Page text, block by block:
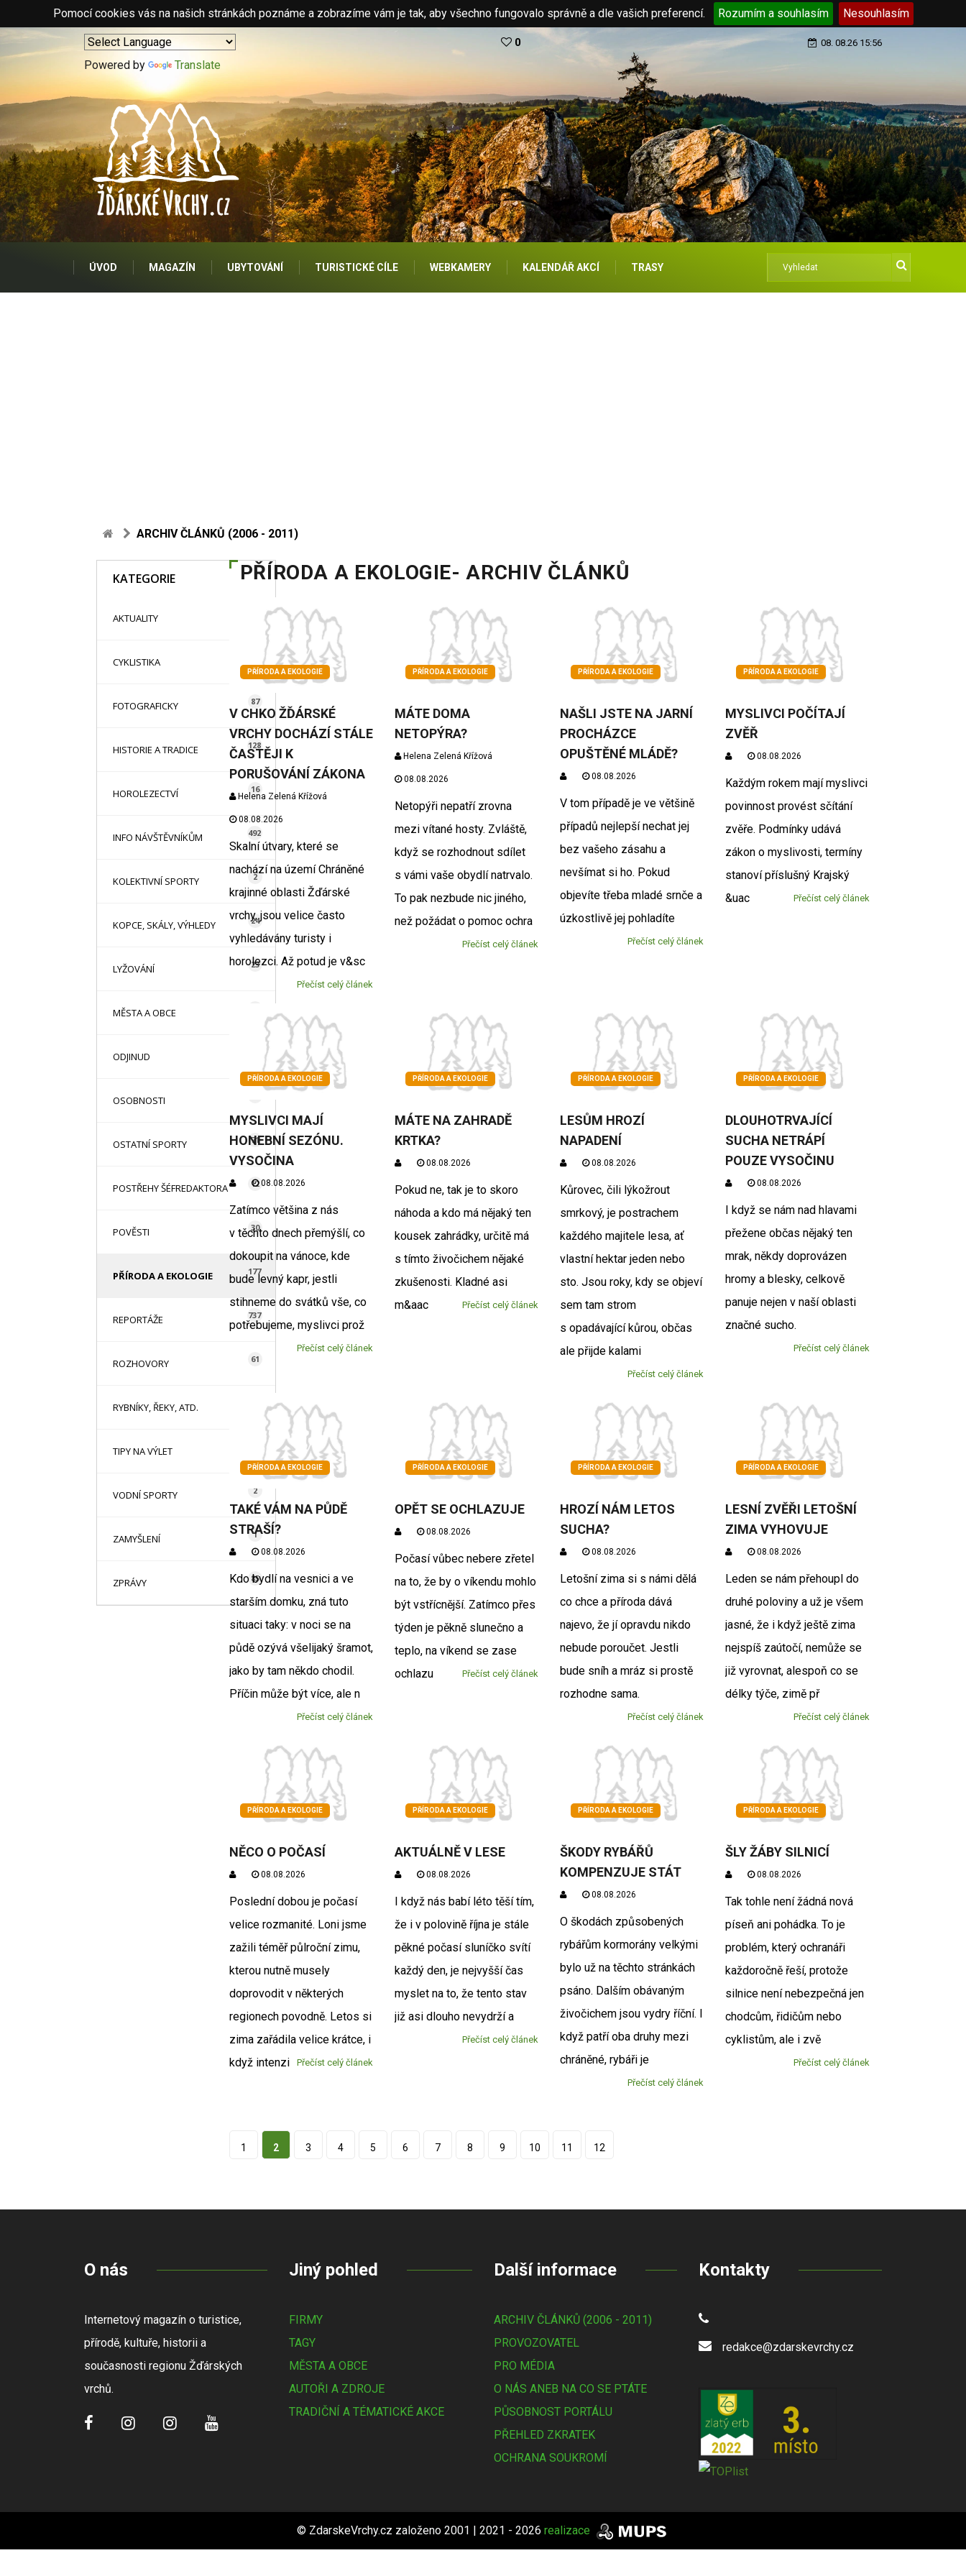
Pomocí cookies vás na našich stránkách poznáme a zobrazíme vám je tak, aby všechno fungovalo správně a dle vašich preferencí. Rozumím a souhlasím Nesouhlasím
Powered by Translate
0 08. 08.26 15:56
ÚVOD MAGAZÍN UBYTOVÁNÍ TURISTICKÉ CÍLE WEBKAMERY KALENDÁŘ AKCÍ TRASY
ARCHIV ČLÁNKŮ (2006 - 2011)
KATEGORIE
AKTUALITY
CYKLISTIKA
FOTOGRAFICKY 87
HISTORIE A TRADICE 128
HOROLEZECTVÍ 16
INFO NÁVŠTĚVNÍKŮM 492
KOLEKTIVNÍ SPORTY 2
KOPCE, SKÁLY, VÝHLEDY 24
LYŽOVÁNÍ 23
MĚSTA A OBCE
ODJINUD
OSOBNOSTI
OSTATNÍ SPORTY 71
POSTŘEHY ŠÉFREDAKTORA 12
POVĚSTI 30
PŘÍRODA A EKOLOGIE 177
REPORTÁŽE 737
ROZHOVORY 61
RYBNÍKY, ŘEKY, ATD.
TIPY NA VÝLET
VODNÍ SPORTY 2
ZAMYŠLENÍ 1
ZPRÁVY 85
PŘÍRODA A EKOLOGIE- ARCHIV ČLÁNKŮ
PŘÍRODA A EKOLOGIE
V CHKO ŽĎÁRSKÉ
VRCHY DOCHÁZÍ STÁLE
ČASTĚJI K
PORUŠOVÁNÍ ZÁKONA
Helena Zelená Křížová
08.08.2026
Skalní útvary, které se
nachází na území Chráněné
krajinné oblasti Žďárské
vrchy, jsou velice často
vyhledávány turisty i
horolezci. Až potud je v&sc
Přečíst celý článek
PŘÍRODA A EKOLOGIE
MÁTE DOMA
NETOPÝRA?
Helena Zelená Křížová
08.08.2026
Netopýři nepatří zrovna
mezi vítané hosty. Zvláště,
když se rozhodnout sdílet
s vámi vaše obydlí natrvalo.
To pak nezbude nic jiného,
než požádat o pomoc ochra
Přečíst celý článek
PŘÍRODA A EKOLOGIE
NAŠLI JSTE NA JARNÍ
PROCHÁZCE
OPUŠTĚNÉ MLÁDĚ?
08.08.2026
V tom případě je ve většině
případů nejlepší nechat jej
bez vašeho zásahu a
nevšímat si ho. Pokud
objevíte třeba mladé srnče a
úzkostlivě jej pohladíte
Přečíst celý článek
PŘÍRODA A EKOLOGIE
MYSLIVCI POČÍTAJÍ
ZVĚŘ
08.08.2026
Každým rokem mají myslivci
povinnost provést sčítání
zvěře. Podmínky udává
zákon o myslivosti, termíny
stanoví příslušný Krajský
&uac
Přečíst celý článek
PŘÍRODA A EKOLOGIE
MYSLIVCI MAJÍ
HONEBNÍ SEZÓNU.
VYSOČINA
08.08.2026
Zatímco většina z nás
v těchto dnech přemýšlí, co
dokoupit na vánoce, kde
bude levný kapr, jestli
stihneme do svátků vše, co
potřebujeme, myslivci prož
Přečíst celý článek
PŘÍRODA A EKOLOGIE
MÁTE NA ZAHRADĚ
KRTKA?
08.08.2026
Pokud ne, tak je to skoro
náhoda a kdo má nějaký ten
kousek zahrádky, určitě má
s tímto živočichem nějaké
zkušenosti. Kladné asi
m&aac
Přečíst celý článek
PŘÍRODA A EKOLOGIE
LESŮM HROZÍ
NAPADENÍ
08.08.2026
Kůrovec, čili lýkožrout
smrkový, je postrachem
každého majitele lesa, ať
vlastní hektar jeden nebo
sto. Jsou roky, kdy se objeví
sem tam strom
s opadávající kůrou, občas
ale přijde kalami
Přečíst celý článek
PŘÍRODA A EKOLOGIE
DLOUHOTRVAJÍCÍ
SUCHA NETRÁPÍ
POUZE VYSOČINU
08.08.2026
I když se nám nad hlavami
přežene občas nějaký ten
mrak, někdy doprovázen
hromy a blesky, celkově
panuje nejen v naší oblasti
značné sucho.
Přečíst celý článek
PŘÍRODA A EKOLOGIE
TAKÉ VÁM NA PŮDĚ
STRAŠÍ?
08.08.2026
Kdo bydlí na vesnici a ve
starším domku, zná tuto
situaci taky: v noci se na
půdě ozývá všelijaký šramot,
jako by tam někdo chodil.
Příčin může být více, ale n
Přečíst celý článek
PŘÍRODA A EKOLOGIE
OPĚT SE OCHLAZUJE
08.08.2026
Počasí vůbec nebere zřetel
na to, že by o víkendu mohlo
být vstřícnější. Zatímco přes
týden je pěkně slunečno a
teplo, na víkend se zase
ochlazu
Přečíst celý článek
PŘÍRODA A EKOLOGIE
HROZÍ NÁM LETOS
SUCHA?
08.08.2026
Letošní zima si s námi dělá
co chce a příroda dává
najevo, že jí opravdu nikdo
nebude poroučet. Jestli
bude sníh a mráz si prostě
rozhodne sama.
Přečíst celý článek
PŘÍRODA A EKOLOGIE
LESNÍ ZVĚŘI LETOŠNÍ
ZIMA VYHOVUJE
08.08.2026
Leden se nám přehoupl do
druhé poloviny a už je všem
jasné, že i když ještě zima
nejspíš zaútočí, nemůže se
již vyrovnat, alespoň co se
délky týče, zimě př
Přečíst celý článek
PŘÍRODA A EKOLOGIE
NĚCO O POČASÍ
08.08.2026
Poslední dobou je počasí
velice rozmanité. Loni jsme
zažili téměř půlroční zimu,
kterou nutně musely
doprovodit v některých
regionech povodně. Letos si
zima zařádila velice krátce, i
když intenzi
Přečíst celý článek
PŘÍRODA A EKOLOGIE
AKTUÁLNĚ V LESE
08.08.2026
I když nás babí léto těší tím,
že i v polovině října je stále
pěkné počasí sluníčko svítí
každý den, je nejvyšší čas
myslet na to, že tento stav
již asi dlouho nevydrží a
Přečíst celý článek
PŘÍRODA A EKOLOGIE
ŠKODY RYBÁŘŮ
KOMPENZUJE STÁT
08.08.2026
O škodách způsobených
rybářům kormorány velkými
bylo už na těchto stránkách
psáno. Dalším obávaným
živočichem jsou vydry říční. I
když patří oba druhy mezi
chráněné, rybáři je
Přečíst celý článek
PŘÍRODA A EKOLOGIE
ŠLY ŽÁBY SILNICÍ
08.08.2026
Tak tohle není žádná nová
píseň ani pohádka. To je
problém, který ochranáři
každoročně řeší, protože
silnice není nebezpečná jen
chodcům, řidičům nebo
cyklistům, ale i zvě
Přečíst celý článek
1 2 3 4 5 6 7 8 9 10 11 12
O nás
Internetový magazín o turistice,
přírodě, kultuře, historii a
současnosti regionu Žďárských
vrchů.
Jiný pohled
FIRMY
TAGY
MĚSTA A OBCE
AUTOŘI A ZDROJE
TRADIČNÍ A TÉMATICKÉ AKCE
Další informace
ARCHIV ČLÁNKŮ (2006 - 2011)
PROVOZOVATEL
PRO MÉDIA
O NÁS ANEB NA CO SE PTÁTE
PŮSOBNOST PORTÁLU
PŘEHLED ZKRATEK
OCHRANA SOUKROMÍ
Kontakty
redakce@zdarskevrchy.cz
© ZdarskeVrchy.cz založeno 2001 | 2021 - 2026 realizace